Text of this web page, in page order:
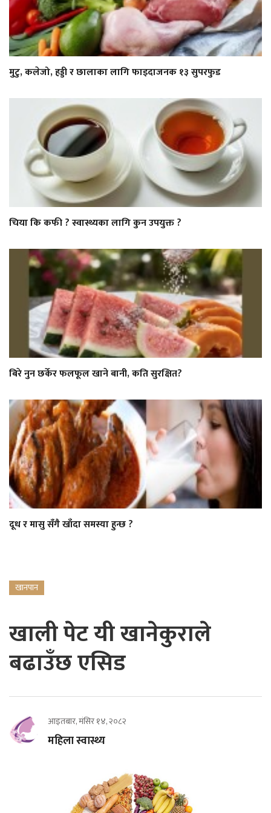
मुटु, कलेजो, हड्डी र छालाका लागि फाइदाजनक १३ सुपरफुड
चिया कि कफी ? स्वास्थ्यका लागि कुन उपयुक्त ?
बिरे नुन छर्केर फलफूल खाने बानी, कति सुरक्षित?
दूध र मासु सँगै खाँदा समस्या हुन्छ ?
खानपान
खाली पेट यी खानेकुराले
बढाउँछ एसिड
आइतबार, मंसिर १४, २०८२
महिला स्वास्थ्य